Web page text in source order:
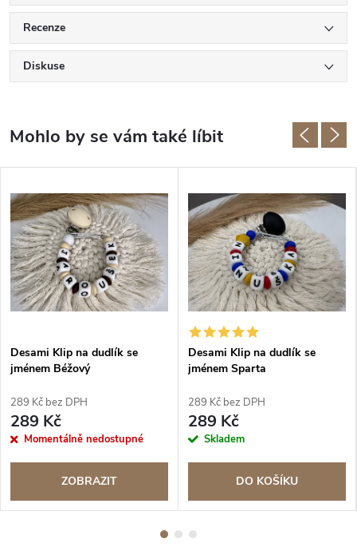
Recenze
Diskuse
Desami Klip na dudlík se
jménem Béžový
289 Kč bez DPH
289 Kč
Momentálně nedostupné
ZOBRAZIT
Desami Klip na dudlík se
jménem Sparta
289 Kč bez DPH
289 Kč
Skladem
DO KOŠÍKU